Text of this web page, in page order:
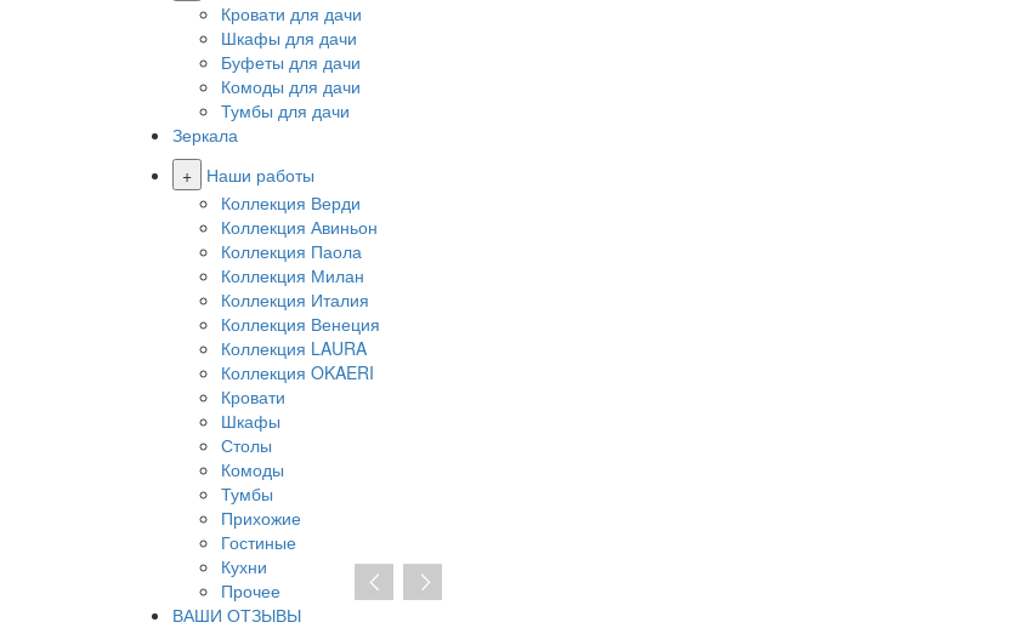
Кровати для дачи
Шкафы для дачи
Буфеты для дачи
Комоды для дачи
Тумбы для дачи
Зеркала
+
Наши работы
Коллекция Верди
Коллекция Авиньон
Коллекция Паола
Коллекция Милан
Коллекция Италия
Коллекция Венеция
Коллекция LAURA
Коллекция OKAERI
Кровати
Шкафы
Столы
Комоды
Тумбы
Прихожие
Гостиные
Кухни
Прочее
ВАШИ ОТЗЫВЫ